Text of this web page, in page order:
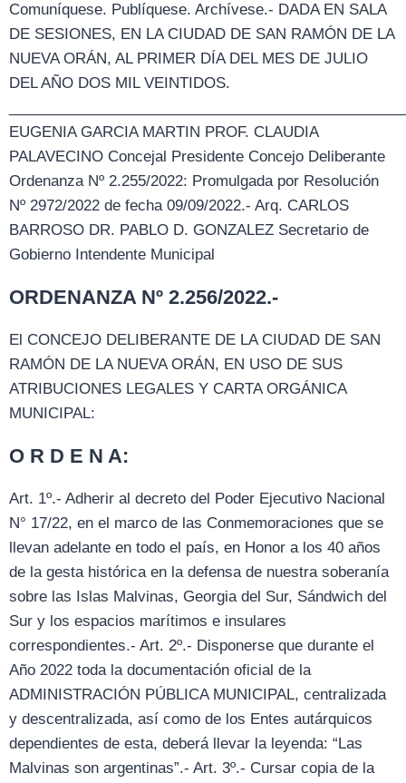
Comuníquese. Publíquese. Archívese.- DADA EN SALA
DE SESIONES, EN LA CIUDAD DE SAN RAMÓN DE LA
NUEVA ORÁN, AL PRIMER DÍA DEL MES DE JULIO
DEL AÑO DOS MIL VEINTIDOS.
EUGENIA GARCIA MARTIN PROF. CLAUDIA
PALAVECINO Concejal Presidente Concejo Deliberante
Ordenanza Nº 2.255/2022: Promulgada por Resolución
Nº 2972/2022 de fecha 09/09/2022.- Arq. CARLOS
BARROSO DR. PABLO D. GONZALEZ Secretario de
Gobierno Intendente Municipal
ORDENANZA Nº 2.256/2022.-
El CONCEJO DELIBERANTE DE LA CIUDAD DE SAN
RAMÓN DE LA NUEVA ORÁN, EN USO DE SUS
ATRIBUCIONES LEGALES Y CARTA ORGÁNICA
MUNICIPAL:
O R D E N A:
Art. 1º.- Adherir al decreto del Poder Ejecutivo Nacional
N° 17/22, en el marco de las Conmemoraciones que se
llevan adelante en todo el país, en Honor a los 40 años
de la gesta histórica en la defensa de nuestra soberanía
sobre las Islas Malvinas, Georgia del Sur, Sándwich del
Sur y los espacios marítimos e insulares
correspondientes.- Art. 2º.- Disponerse que durante el
Año 2022 toda la documentación oficial de la
ADMINISTRACIÓN PÚBLICA MUNICIPAL, centralizada
y descentralizada, así como de los Entes autárquicos
dependientes de esta, deberá llevar la leyenda: “Las
Malvinas son argentinas”.- Art. 3º.- Cursar copia de la